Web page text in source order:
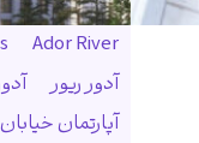
Ador River
آدور ریور
آپارتمان